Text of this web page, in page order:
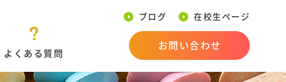
よくある質問
ブログ 在校生ページ
お問い合わせ